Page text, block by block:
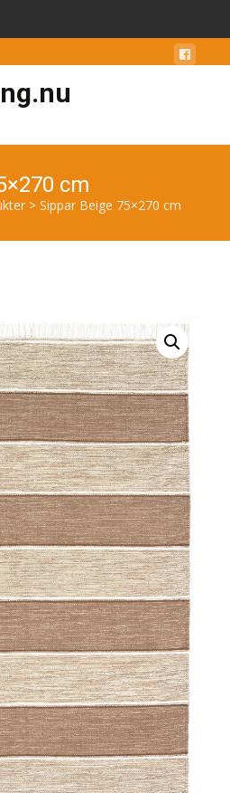
cm
> Sippar Beige 75×270 cm